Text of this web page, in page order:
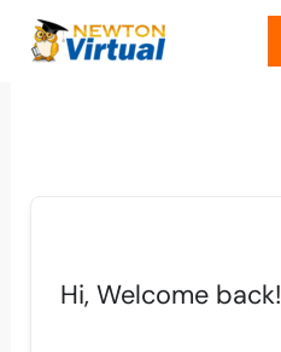
Hi, Welcome back!